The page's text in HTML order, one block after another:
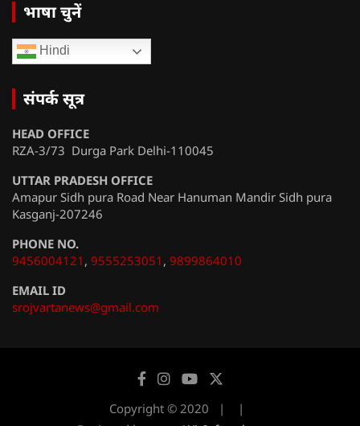
भाषा चुनें
Hindi
संपर्क सूत्र
HEAD OFFICE
RZA-3/73 Durga Park Delhi-110045
UTTAR PRADESH OFFICE
Amapur Sidh pura Road Near Hanuman Mandir Sidh pura
Kasganj-207246
PHONE NO.
9456004121 , 9555253051 , 9899864010
EMAIL ID
srojvartanews@gmail.com
Copyright © 2020